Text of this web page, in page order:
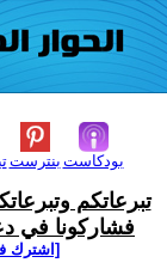
بنترست بودكاست
تبرعاتكم
فشاركونا في
[اشترك